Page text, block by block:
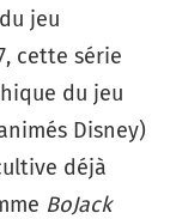
jeu
cette série
du jeu
Disney)
déjà
BoJack